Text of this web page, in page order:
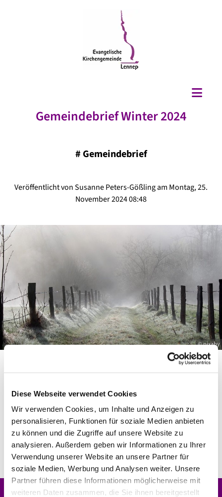
Diese Webseite verwendet Cookies
Wir verwenden Cookies, um Inhalte und Anzeigen zu
personalisieren, Funktionen für soziale Medien anbieten
zu können und die Zugriffe auf unsere Website zu
analysieren. Außerdem geben wir Informationen zu Ihrer
Verwendung unserer Website an unsere Partner für
soziale Medien, Werbung und Analysen weiter. Unsere
Partner führen diese Informationen möglicherweise mit
weiteren Daten zusammen, die Sie ihnen bereitgestellt
Gemeindebrief Winter 2024
# Gemeindebrief
Veröffentlicht von Susanne Peters-Gößling am Montag, 25.
November 2024 08:48
© pixaby
Gemeindebrief Winter 2024
Hier finden Sie den Gemeindebrief:
https://api2.churchdesk.com/fi...